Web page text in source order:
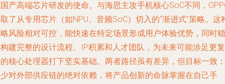
产高端芯片研发的使命。与海思主攻手机核心SoC不同，
了从专用芯片（如NPU、音频SoC）切入的“渐进式”策略。这
风险相对可控，能快速在特定场景形成用户体验优势，同时稳
建完整的设计流程、IP积累和人才团队，为未来可能涉足更复
核心处理器打下坚实基础。两者路径虽有差异，但目标一致：
对外部供应链的绝对依赖，将产品创新的命脉掌握在自己手